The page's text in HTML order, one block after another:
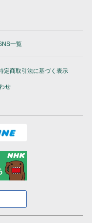
一覧
定商取引法に基づく表示
せ